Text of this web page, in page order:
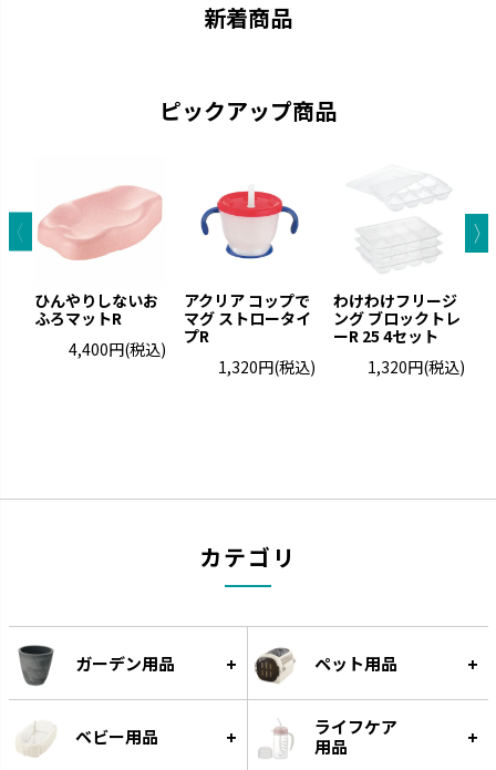
ミルクボトル
お口の発育につながります。
ひんやりしない
保温性のある発泡素材でひんや
りしません。
わけわけフリージング
作り置きに便利な離乳食用小分
け冷凍トレーです。
ベビーガード
家の中の危険から赤ちゃんを守
ります。
新着商品
ピックアップ商品
ひんやりしないお
ふろマットR
4,400円(税込)
アクリア コップで
マグ ストロータイ
プR
1,320円(税込)
わけわけフリージ
ング ブロックトレ
ーR 25 4セット
1,320円(税込)
カテゴリ
ガーデン用品 ペット用品
ベビー用品
ライフケア
用品